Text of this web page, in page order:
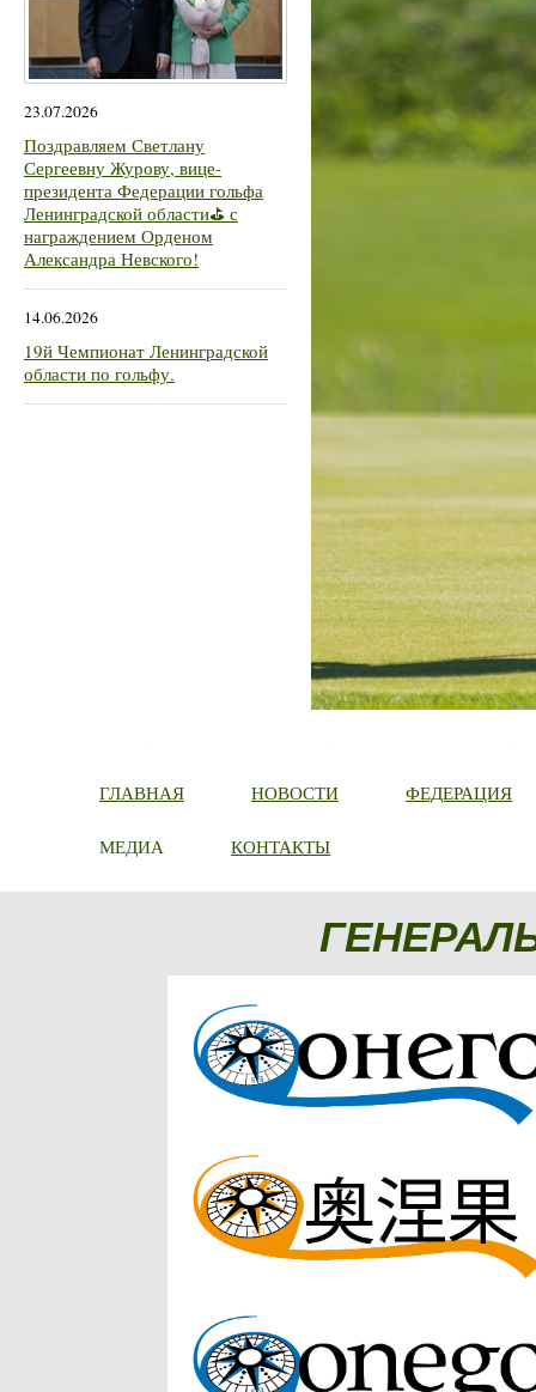
23.07.2026
Поздравляем Светлану
Сергеевну Журову, вице-
президента Федерации гольфа
Ленинградской области⛳ с
награждением Орденом
Александра Невского!
14.06.2026
19й Чемпионат Ленинградской
области по гольфу.
ГЛАВНАЯ НОВОСТИ ФЕДЕРАЦИЯ
МЕДИА КОНТАКТЫ